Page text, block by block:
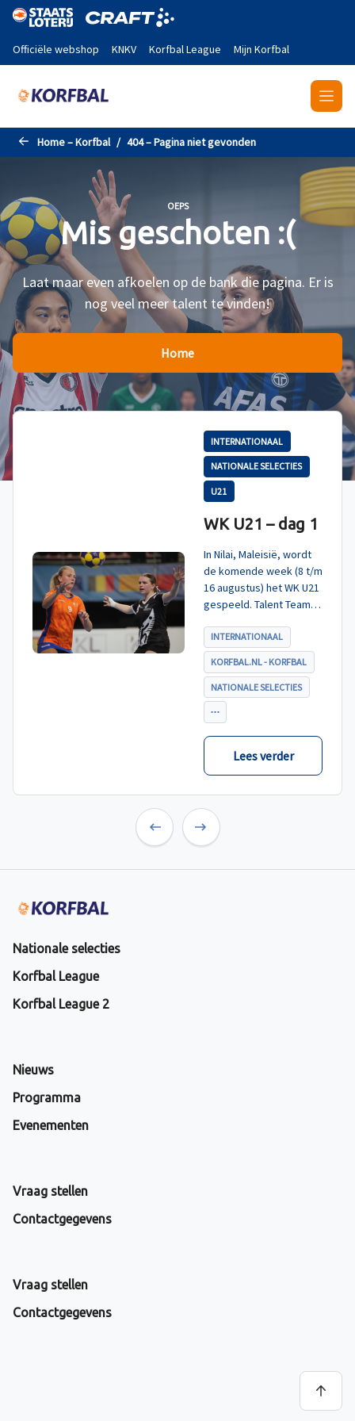
Naar de hoofdinhoud gaan
Officiële webshop KNKV Korfbal League Mijn Korfbal
Home – Korfbal 404 – Pagina niet gevonden
OEPS
Mis geschoten :(
Laat maar even afkoelen op de bank die pagina. Er is
nog veel meer talent te vinden!
Home
INTERNATIONAAL
NATIONALE SELECTIES
U21
WK U21 – dag 1
In Nilai, Maleisië, wordt
de komende week (8 t/m
16 augustus) het WK U21
gespeeld. Talent TeamNL
poule A, met Nieuw-
Zeeland, Hong Kong
China en India. De eerste
wedstrijd, tegen Nieuw-
Zeeland U21, werd zoals
verwacht met ruime
cijfers gewonnen.
INTERNATIONAAL
KORFBAL.NL - KORFBAL
NATIONALE SELECTIES
Lees verder
Nationale selecties
Korfbal League
Korfbal League 2
Nieuws
Programma
Evenementen
Vraag stellen
Contactgegevens
Vraag stellen
Contactgegevens